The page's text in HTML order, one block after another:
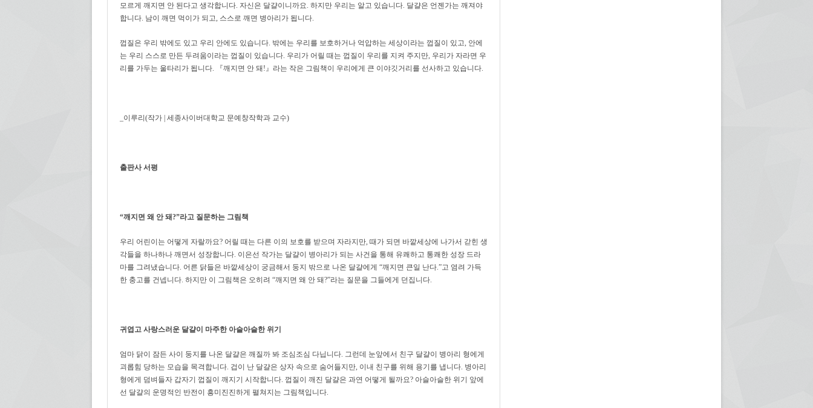
모르게 깨지면 안 된다고 생각합니다. 자신은 달걀이니까요. 하지만 우리는 알고 있습니다. 달걀은 언젠가는 깨져야
합니다. 남이 깨면 먹이가 되고, 스스로 깨면 병아리가 됩니다.
껍질은 우리 밖에도 있고 우리 안에도 있습니다. 밖에는 우리를 보호하거나 억압하는 세상이라는 껍질이 있고, 안에
는 우리 스스로 만든 두려움이라는 껍질이 있습니다. 우리가 어릴 때는 껍질이 우리를 지켜 주지만, 우리가 자라면 우
리를 가두는 울타리가 됩니다. 『깨지면 안 돼!』라는 작은 그림책이 우리에게 큰 이야깃거리를 선사하고 있습니다.
_이루리(작가 | 세종사이버대학교 문예창작학과 교수)
출판사 서평
“깨지면 왜 안 돼?”라고 질문하는 그림책
우리 어린이는 어떻게 자랄까요? 어릴 때는 다른 이의 보호를 받으며 자라지만, 때가 되면 바깥세상에 나가서 갇힌 생
각들을 하나하나 깨면서 성장합니다. 이은선 작가는 달걀이 병아리가 되는 사건을 통해 유쾌하고 통쾌한 성장 드라
마를 그려냈습니다. 어른 닭들은 바깥세상이 궁금해서 둥지 밖으로 나온 달걀에게 “깨지면 큰일 난다.”고 염려 가득
한 충고를 건넵니다. 하지만 이 그림책은 오히려 “깨지면 왜 안 돼?”라는 질문을 그들에게 던집니다.
귀엽고 사랑스러운 달걀이 마주한 아슬아슬한 위기
엄마 닭이 잠든 사이 둥지를 나온 달걀은 깨질까 봐 조심조심 다닙니다. 그런데 눈앞에서 친구 달걀이 병아리 형에게
괴롭힘 당하는 모습을 목격합니다. 겁이 난 달걀은 상자 속으로 숨어들지만, 이내 친구를 위해 용기를 냅니다. 병아리
형에게 덤벼들자 갑자기 껍질이 깨지기 시작합니다. 껍질이 깨진 달걀은 과연 어떻게 될까요? 아슬아슬한 위기 앞에
선 달걀의 운명적인 반전이 흥미진진하게 펼쳐지는 그림책입니다.